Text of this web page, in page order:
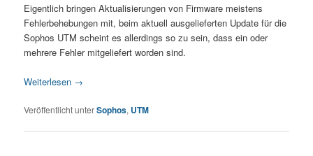
Eigentlich bringen Aktualisierungen von Firmware meistens
Fehlerbehebungen mit, beim aktuell ausgelieferten Update für die
Sophos UTM scheint es allerdings so zu sein, dass ein oder
mehrere Fehler mitgeliefert worden sind.
Weiterlesen →
Veröffentlicht unterSophos, UTM